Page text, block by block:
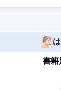
書籍